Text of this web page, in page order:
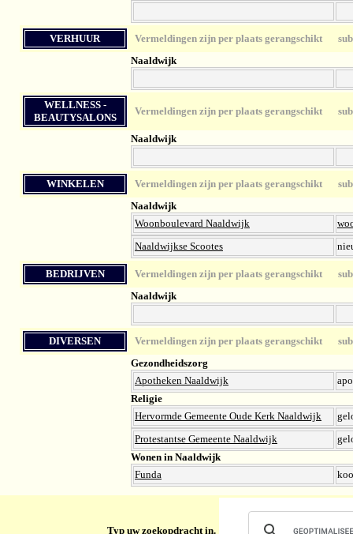
VERHUUR Vermeldingen zijn per plaats gerangschikt
Naaldwijk
WELLNESS -
BEAUTYSALONS
Vermeldingen zijn per plaats gerangschikt
Naaldwijk
WINKELEN Vermeldingen zijn per plaats gerangschikt
Naaldwijk
Woonboulevard Naaldwijk
Naaldwijkse Scootes
BEDRIJVEN Vermeldingen zijn per plaats gerangschikt
Naaldwijk
DIVERSEN Vermeldingen zijn per plaats gerangschikt
Gezondheidszorg
Apotheken Naaldwijk
Religie
Hervormde Gemeente Oude Kerk Naaldwijk
Protestantse Gemeente Naaldwijk
Wonen in Naaldwijk
Funda
Typ uw zoekopdracht in.